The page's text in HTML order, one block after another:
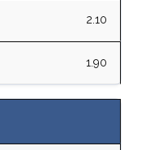
2.10
1.90